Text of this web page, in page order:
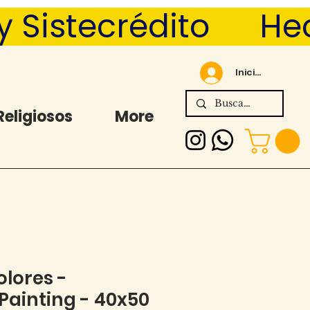
y Sistecrédito
Iniciar sesión
More
-
- 40x50